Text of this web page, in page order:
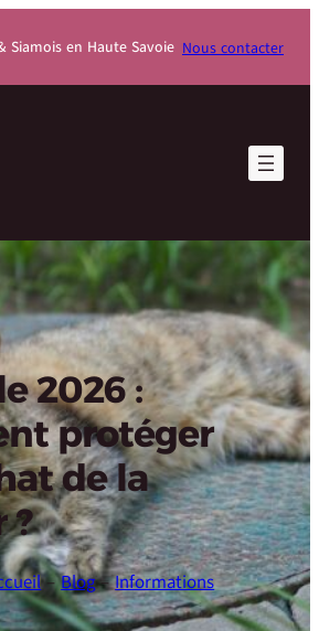
Siamois en Haute Savoie Nous contacter
2026 :
protéger
de la
?
–Blog–Informations